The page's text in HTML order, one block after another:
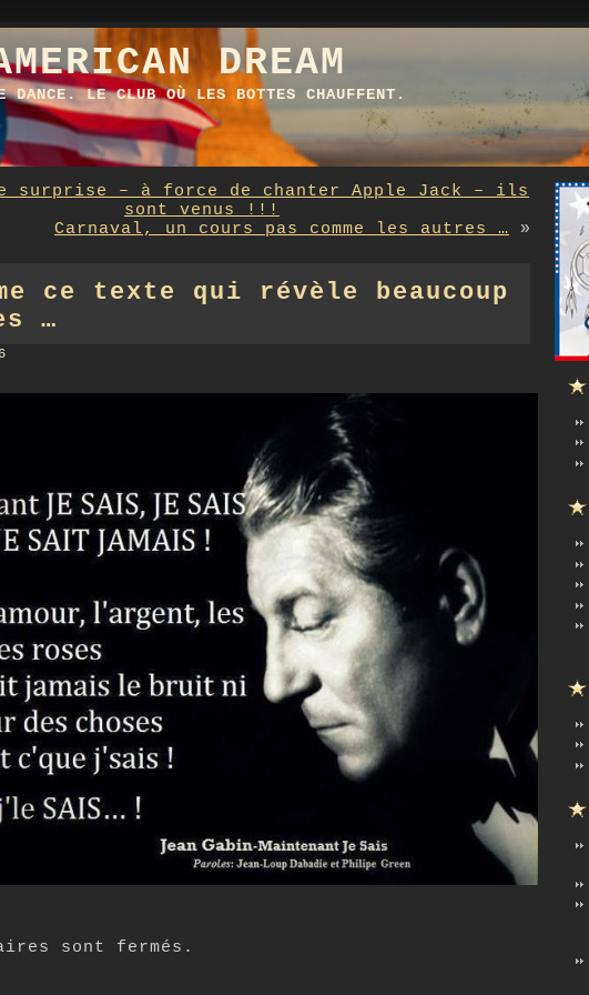
DREAM
DANCE. LE CLUB OÙ LES BOTTES CHAUFFENT.
surprise – à force de chanter Apple Jack – ils
sont venus !!!
Carnaval, un cours pas comme les autres … »
ce texte qui révèle beaucoup
…
sont fermés.